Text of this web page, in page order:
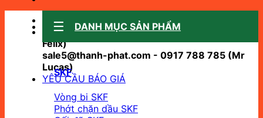
Sale support:
sale10@thanh-phat.com - 0941 062 224 (Mr
Felix)
sale5@thanh-phat.com - 0917 788 785 (Mr
Lucas)
YÊU CẦU BÁO GIÁ
DANH MỤC SẢN PHẨM
SKF
Vòng bi SKF
Phớt chặn dầu SKF